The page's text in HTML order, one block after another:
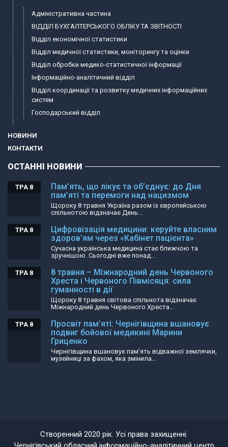
Адміністративна частина
ВІДДІЛ БУХГАЛТЕРСЬКОГО ОБЛІКУ ТА ЗВІТНОСТІ
Відділ економічної статистики
Відділ медичної статистики, моніторингу та оцінки
Відділ обробки медико-статистичної інформації
Інформаційно-аналітичний відділ
Відділ координації та розвитку медичних інформаційних
систем
Господарський відділ
НОВИНИ
КОНТАКТИ
ОСТАННІ НОВИНИ
Пам’ять, що лікує та об’єднує: до Дня
пам’яті та перемоги над нацизмом
ТРА 8
Щороку 8 травня Україна разом із європейською
спільнотою відзначає День...
Цифровізація медицини: керуйте власним
здоров’ям через «Кабінет пацієнта»
ТРА 8
Сучасна українська медицина стає ближчою та
зручнішою. Сьогодні вже понад...
8 травня – Міжнародний день Червоного
Хреста і Червоного Півмісяця: сила
гуманності в дії
ТРА 8
Щороку 8 травня світова спільнота відзначає
Міжнародний день Червоного Хреста...
Просвіт пам’яті: Чернігівщина вшановує
подвиг бойової медикині Марини
Гриценко
ТРА 8
Чернігівщина вшановує пам’ять відважної землячки,
музейниці за фахом, яка змінила...
Створенний 2020 рік. Усі права захищенні.